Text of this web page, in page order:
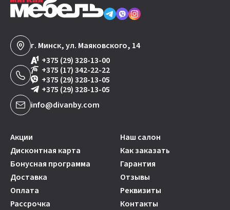
г. Минск, ул. Маяковского, 14
+375 (29) 328-13-00
+375 (17) 342-22-22
+375 (29) 328-13-05
+375 (29) 328-13-05
info@divanby.com
Акции
Наш салон
Дисконтная карта
Как заказать
Бонусная программа
Гарантия
Доставка
Отзывы
Оплата
Реквизиты
Рассрочка
Контакты